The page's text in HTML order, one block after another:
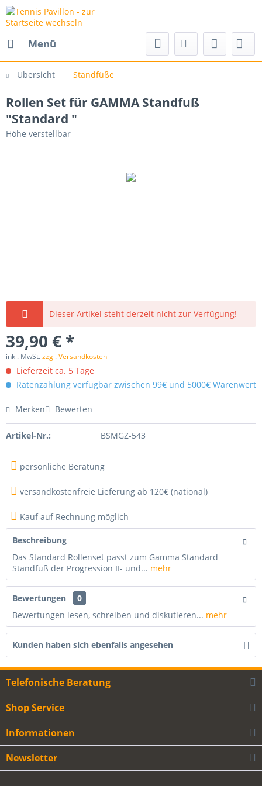
Menü
Übersicht Standfüße
Rollen Set für GAMMA Standfuß
"Standard "
Höhe verstellbar
Dieser Artikel steht derzeit nicht zur Verfügung!
39,90 € *
inkl. MwSt.zzgl. Versandkosten
Lieferzeit ca. 5 Tage
Ratenzahlung verfügbar zwischen 99€ und 5000€ Warenwert
Merken Bewerten
Artikel-Nr.: BSMGZ-543
persönliche Beratung
versandkostenfreie Lieferung ab 120€ (national)
Kauf auf Rechnung möglich
Beschreibung
Das Standard Rollenset passt zum Gamma Standard
Standfuß der Progression II- und... mehr
Bewertungen
0
Bewertungen lesen, schreiben und diskutieren... mehr
Kunden haben sich ebenfalls angesehen
Telefonische Beratung
Shop Service
Informationen
Newsletter